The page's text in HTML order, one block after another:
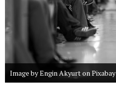
Image by Engin Akyurt on Pixabay